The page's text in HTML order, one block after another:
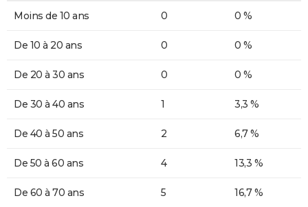
Moins de 10 ans 0 0 %
De 10 à 20 ans 0 0 %
De 20 à 30 ans 0 0 %
De 30 à 40 ans 1 3,3 %
De 40 à 50 ans 2 6,7 %
De 50 à 60 ans 4 13,3 %
De 60 à 70 ans 5 16,7 %